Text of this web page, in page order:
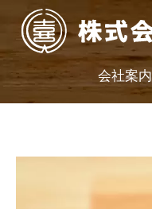
会社案内